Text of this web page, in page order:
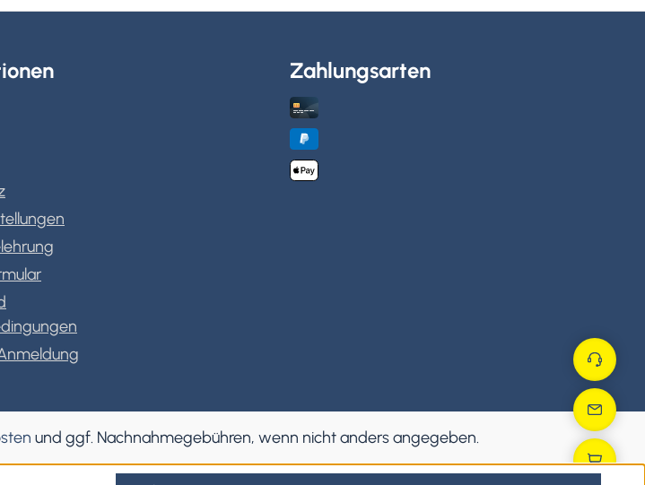
Zahlungsarten
und ggf. Nachnahmegebühren, wenn nicht anders angegeben.